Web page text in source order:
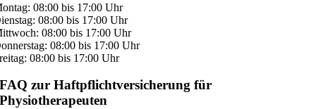
08:00 bis 17:00 Uhr
08:00 bis 17:00 Uhr
08:00 bis 17:00 Uhr
08:00 bis 17:00 Uhr
08:00 bis 17:00 Uhr
FAQ zur Haftpflichtversicherung für
Physiotherapeuten